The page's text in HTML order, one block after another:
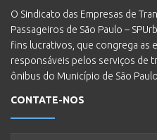
O Sindicato das Empresas de
Passageiros de São Paulo –
fins lucrativos, que congrega as
responsáveis pelos serviços de
ônibus do Município de São
CONTATE-NOS